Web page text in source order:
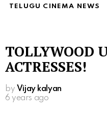
TELUGU CINEMA NEWS
TOLLYWOOD
ACTRESSES!
by Vijay kalyan
6 years ago